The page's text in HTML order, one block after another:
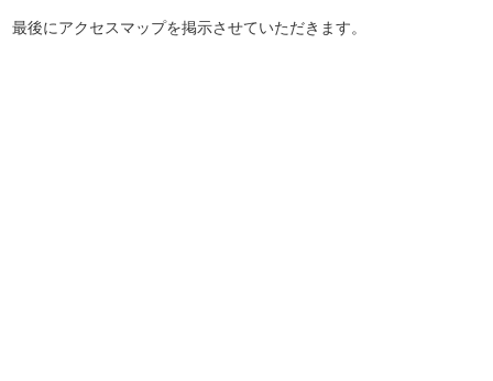
最後にアクセスマップを掲示させていただきます。